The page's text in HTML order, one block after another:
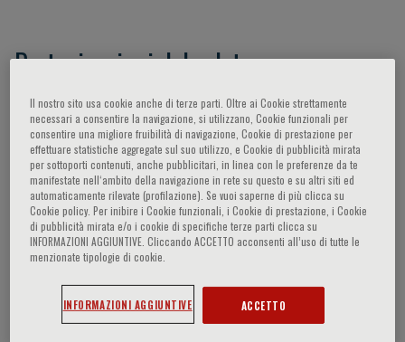
Partecipazioni del relatore
CARDIOLOGIA
Cardiology II Edition. From Scientific Evidence
Il nostro sito usa cookie anche di terze parti. Oltre ai Cookie strettamente
necessari a consentire la navigazione, si utilizzano, Cookie funzionali per
consentire una migliore fruibilità di navigazione, Cookie di prestazione per
effettuare statistiche aggregate sul suo utilizzo, e Cookie di pubblicità mirata
per sottoporti contenuti, anche pubblicitari, in linea con le preferenze da te
manifestate nell‘ambito della navigazione in rete su questo e su altri siti ed
automaticamente rilevate (profilazione). Se vuoi saperne di più clicca su
Cookie policy. Per inibire i Cookie funzionali, i Cookie di prestazione, i Cookie
di pubblicità mirata e/o i cookie di specifiche terze parti clicca su
INFORMAZIONI AGGIUNTIVE. Cliccando ACCETTO acconsenti all’uso di tutte le
menzionate tipologie di cookie.
INFORMAZIONI AGGIUNTIVE ACCETTO